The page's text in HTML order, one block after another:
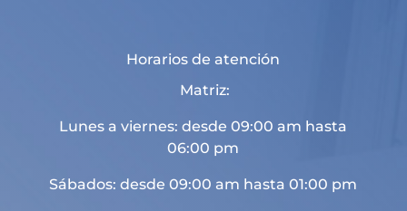
Horarios de atención
Matriz:
Lunes a viernes: desde 09:00 am hasta
06:00 pm
Sábados: desde 09:00 am hasta 01:00 pm